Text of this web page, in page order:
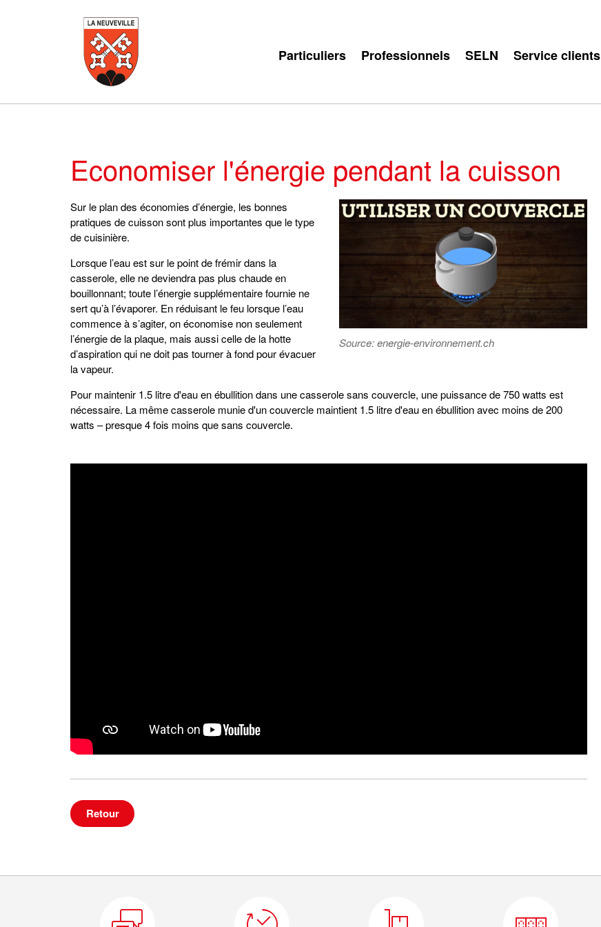
Particuliers Professionnels SELN Service clients
Economiser l'énergie pendant la cuisson
Source: energie-environnement.ch
Sur le plan des économies d’énergie, les bonnes
pratiques de cuisson sont plus importantes que le type
de cuisinière.
Lorsque l’eau est sur le point de frémir dans la
casserole, elle ne deviendra pas plus chaude en
bouillonnant; toute l’énergie supplémentaire fournie ne
sert qu’à l’évaporer. En réduisant le feu lorsque l’eau
commence à s’agiter, on économise non seulement
l’énergie de la plaque, mais aussi celle de la hotte
d’aspiration qui ne doit pas tourner à fond pour évacuer
la vapeur.
Pour maintenir 1.5 litre d'eau en ébullition dans une casserole sans couvercle, une puissance de 750 watts est
nécessaire. La même casserole munie d'un couvercle maintient 1.5 litre d'eau en ébullition avec moins de 200
watts – presque 4 fois moins que sans couvercle.
Retour